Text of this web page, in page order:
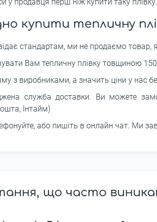
купити тепличну
стандартам, ми не продаємо товар,
Вам тепличну плівку товщиною
з виробниками, а значить ціни у нас
служба доставки. Ви можете
Інтайм)
або пишіть в онлайн чат. Ми
що часто